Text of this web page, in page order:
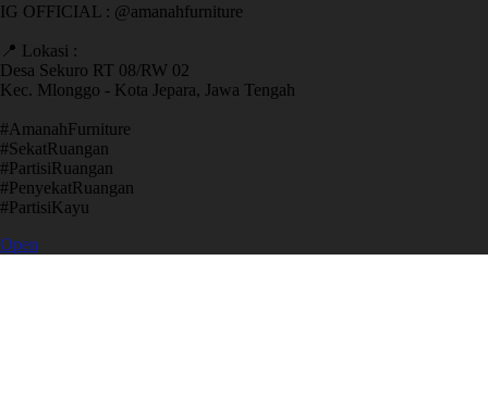
IG OFFICIAL : @amanahfurniture
📍 Lokasi :
Desa Sekuro RT 08/RW 02
Kec. Mlonggo - Kota Jepara, Jawa Tengah
​#AmanahFurniture
​#SekatRuangan
​#PartisiRuangan
​#PenyekatRuangan
​#PartisiKayu
Open